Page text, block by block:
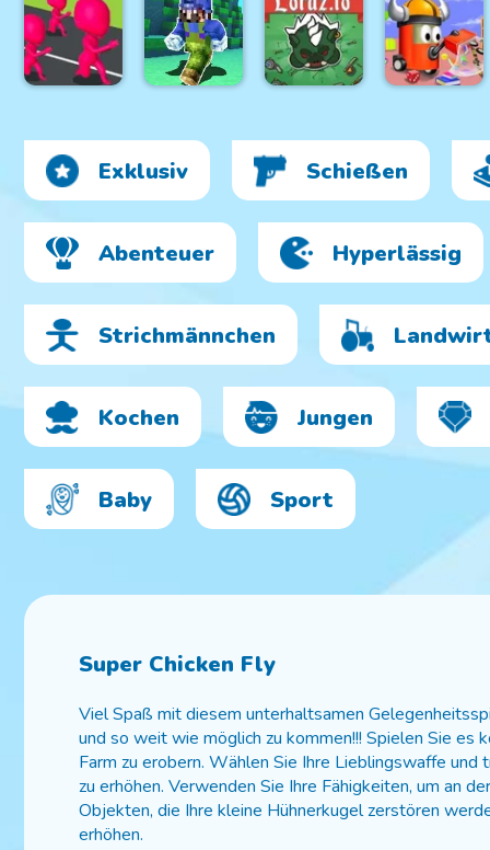
EvoWorld.io
Cake &
Candy
Business
Tycoon
tankroyale.io FunRace.io
Crowd City
Super Craft
Bros Runner
Lordz.io
Buster.io
Exklusiv Schießen
Abenteuer Hyperlässig
Strichmännchen
Kochen Jungen
Baby Sport
Super Chicken Fly
Viel Spaß mit diesem unterhaltsamen
und so weit wie möglich zu kommen!!! Spielen Sie es
Farm zu erobern. Wählen Sie Ihre Lieblingswaffe
zu erhöhen. Verwenden Sie Ihre Fähigkeiten, um an
Objekten, die Ihre kleine Hühnerkugel zerstören
erhöhen.